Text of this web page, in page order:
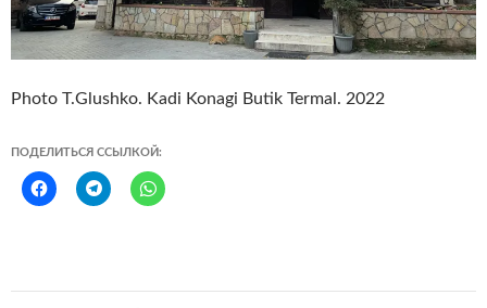
Photo T.Glushko. Kadi Konagi Butik Termal. 2022
ПОДЕЛИТЬСЯ ССЫЛКОЙ: